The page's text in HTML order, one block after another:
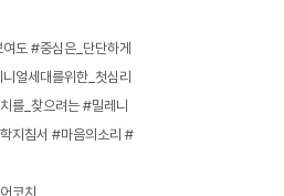
도 #중심은_단단하게
얼세대를위한_첫심리
를_찾으려는 #밀레니
지침서 #마음의소리 #
코치